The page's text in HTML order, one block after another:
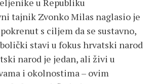
tajnik Zvonko Milas naglasio je
s ciljem da se sustavno,
stavi u fokus hrvatski narod
narod je jedan, ali živi u
i okolnostima – ovim